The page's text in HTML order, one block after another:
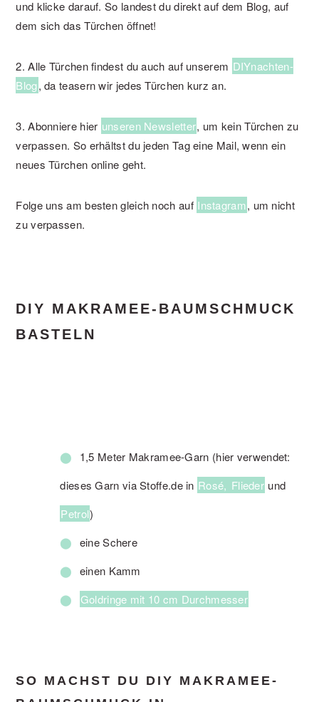
und klicke darauf. So landest du direkt auf dem Blog, auf
dem sich das Türchen öffnet!
2. Alle Türchen findest du auch auf unserem DIYnachten-
Blog, da teasern wir jedes Türchen kurz an.
3. Abonniere hier unseren Newsletter, um kein Türchen zu
verpassen. So erhältst du jeden Tag eine Mail, wenn ein
neues Türchen online geht.
Folge uns am besten gleich noch auf Instagram, um nicht
zu verpassen.
DIY MAKRAMEE-BAUMSCHMUCK
BASTELN
1,5 Meter Makramee-Garn (hier verwendet:
dieses Garn via Stoffe.de in Rosé, Flieder und
Petrol)
eine Schere
einen Kamm
Goldringe mit 10 cm Durchmesser
SO MACHST DU DIY MAKRAMEE-